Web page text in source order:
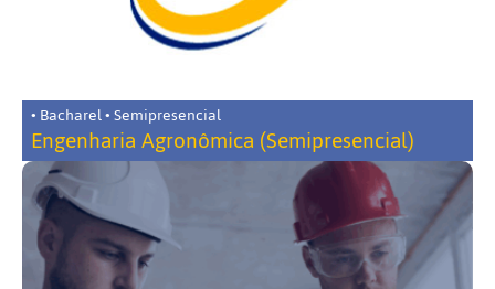
• Bacharel • Semipresencial
Engenharia Agronômica (Semipresencial)